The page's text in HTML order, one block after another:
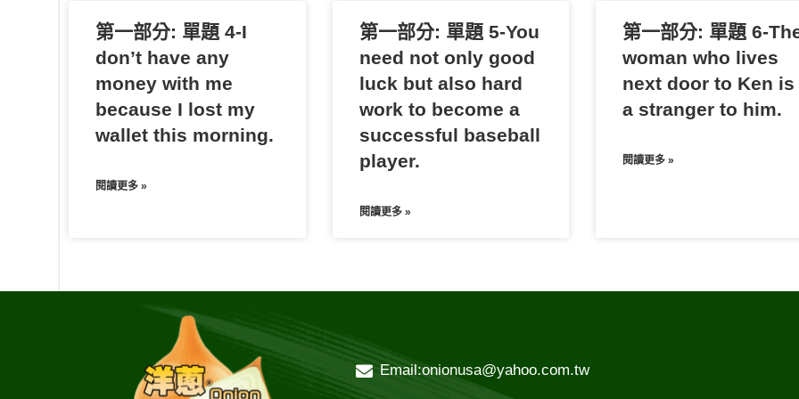
第一部分: 單題 4-I
don’t have any
money with me
because I lost my
wallet this morning.
閱讀更多 »
第一部分: 單題 5-You
need not only good
luck but also hard
work to become a
successful baseball
player.
閱讀更多 »
第一部分: 單題 6-
woman who lives
next door to Ken is
a stranger to him.
閱讀更多 »
Email:onionusa@yahoo.com.tw